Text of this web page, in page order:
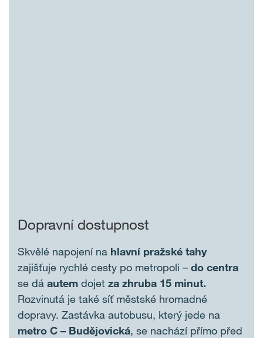
Dopravní dostupnost
Skvělé napojení na hlavní pražské tahy
zajišťuje rychlé cesty po metropoli – do centra
se dá autem dojet za zhruba 15 minut.
Rozvinutá je také síť městské hromadné
dopravy. Zastávka autobusu, který jede na
metro C – Budějovická, se nachází přímo před